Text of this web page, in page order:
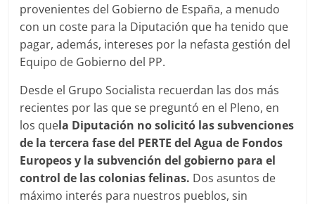
provenientes del Gobierno de España, a menudo
con un coste para la Diputación que ha tenido que
pagar, además, intereses por la nefasta gestión del
Equipo de Gobierno del PP.
Desde el Grupo Socialista recuerdan las dos más
recientes por las que se preguntó en el Pleno, en
los quela Diputación no solicitó las subvenciones
de la tercera fase del PERTE del Agua de Fondos
Europeos y la subvención del gobierno para el
control de las colonias felinas. Dos asuntos de
máximo interés para nuestros pueblos, sin